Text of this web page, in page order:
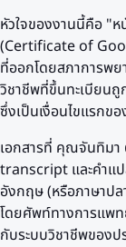
หัวใจของงานนี้คือ "
(Certificate of
ที่ออกโดยสภาการพ
วิชาชีพที่ขึ้นทะเบียน
ซึ่งเป็นเงื่อนไขแรกข
เอกสารที่ คุณจันทิม
transcript และคำแ
อังกฤษ (หรือภาษาป
โดยศัพท์ทางการแพ
กับระบบวิชาชีพของป